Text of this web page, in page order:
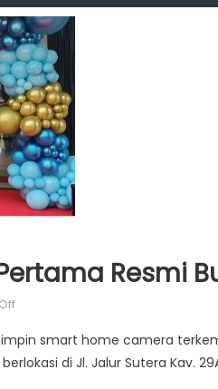
Resmi
on
Experience
Store
smart home camera
di Jl. Jalur Sutera Kav.